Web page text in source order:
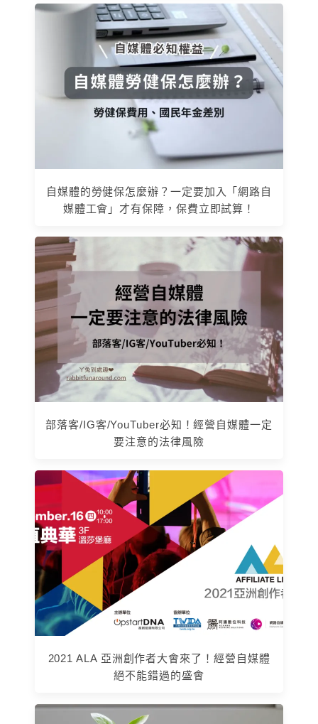
自媒體的勞健保怎麼辦？一定要加入「網路自
媒體工會」才有保障，保費立即試算！
部落客/IG客/YouTuber必知！經營自媒體一定
要注意的法律風險
2021 ALA 亞洲創作者大會來了！經營自媒體
絕不能錯過的盛會